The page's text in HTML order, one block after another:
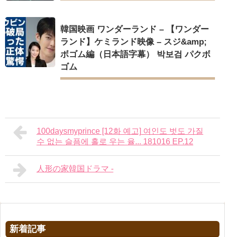
韓国映画 ワンダーランド – 【ワンダー
ランド】ケミランド映像 – スジ&amp;
ボゴム編（日本語字幕） 박보검 パクボ
ゴム
100daysmyprince [12화 예고] 여인도 벗도 가질
수 없는 슬픔에 홀로 우는 율... 181016 EP.12
人形の家韓国ドラマ -
新着記事